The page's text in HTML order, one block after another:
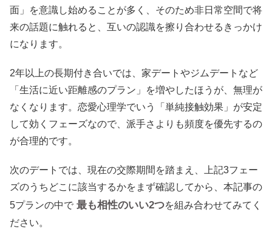
面」を意識し始めることが多く、そのため非日常空間で将
来の話題に触れると、互いの認識を擦り合わせるきっかけ
になります。
2年以上の長期付き合いでは、家デートやジムデートなど
「生活に近い距離感のプラン」を増やしたほうが、無理が
なくなります。恋愛心理学でいう「単純接触効果」が安定
して効くフェーズなので、派手さよりも頻度を優先するの
が合理的です。
次のデートでは、現在の交際期間を踏まえ、上記3フェー
ズのうちどこに該当するかをまず確認してから、本記事の
5プランの中で 最も相性のいい2つを組み合わせてみてく
ださい。